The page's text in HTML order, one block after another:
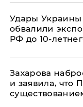
Удары
обвалили
РФ до 10-
​Захарова
и заявила, что